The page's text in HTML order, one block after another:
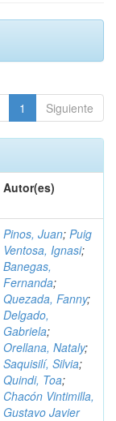
1 Siguiente
Autor(es)
Pinos, Juan; Puig
Ventosa, Ignasi;
Banegas,
Fernanda;
Quezada, Fanny;
Delgado,
Gabriela;
Orellana, Nataly;
Saquisilí, Silvia;
Quindi, Toa;
Chacón Vintimilla,
Gustavo Javier